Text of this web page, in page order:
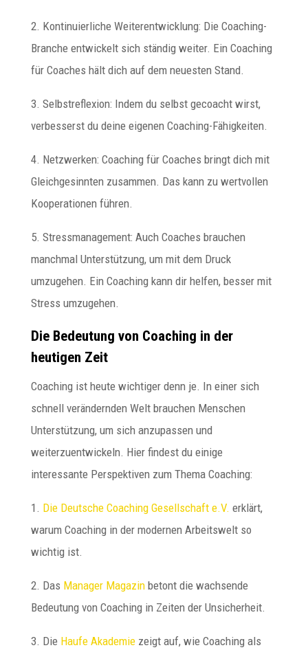
2. Kontinuierliche Weiterentwicklung: Die Coaching-
Branche entwickelt sich ständig weiter. Ein Coaching
für Coaches hält dich auf dem neuesten Stand.
3. Selbstreflexion: Indem du selbst gecoacht wirst,
verbesserst du deine eigenen Coaching-Fähigkeiten.
4. Netzwerken: Coaching für Coaches bringt dich mit
Gleichgesinnten zusammen. Das kann zu wertvollen
Kooperationen führen.
5. Stressmanagement: Auch Coaches brauchen
manchmal Unterstützung, um mit dem Druck
umzugehen. Ein Coaching kann dir helfen, besser mit
Stress umzugehen.
Die Bedeutung von Coaching in der
heutigen Zeit
Coaching ist heute wichtiger denn je. In einer sich
schnell verändernden Welt brauchen Menschen
Unterstützung, um sich anzupassen und
weiterzuentwickeln. Hier findest du einige
interessante Perspektiven zum Thema Coaching:
1. Die Deutsche Coaching Gesellschaft e.V. erklärt,
warum Coaching in der modernen Arbeitswelt so
wichtig ist.
2. Das Manager Magazinbetont die wachsende
Bedeutung von Coaching in Zeiten der Unsicherheit.
3. Die Haufe Akademiezeigt auf, wie Coaching als